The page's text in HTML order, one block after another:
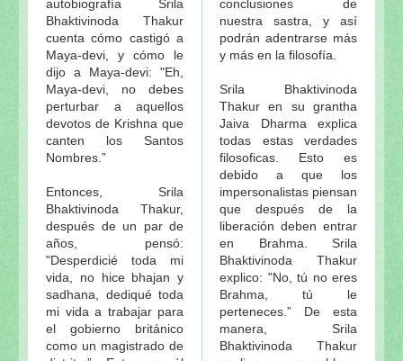
autobiografía Srila
Bhaktivinoda Thakur
cuenta cómo castigó a
Maya-devi, y cómo le
dijo a Maya-devi: "Eh,
Maya-devi, no debes
perturbar a aquellos
devotos de Krishna que
canten los Santos
Nombres.”
Entonces, Srila
Bhaktivinoda Thakur,
después de un par de
años, pensó:
"Desperdicié toda mi
vida, no hice bhajan y
sadhana, dediqué toda
mi vida a trabajar para
el gobierno británico
como un magistrado de
conclusiones de
nuestra sastra, y así
podrán adentrarse más
y más en la filosofía.
Srila Bhaktivinoda
Thakur en su grantha
Jaiva Dharma explica
todas estas verdades
filosoficas. Esto es
debido a que los
impersonalistas piensan
que después de la
liberación deben entrar
en Brahma. Srila
Bhaktivinoda Thakur
explico: "No, tú no eres
Brahma, tú le
perteneces.” De esta
manera, Srila
Bhaktivinoda Thakur